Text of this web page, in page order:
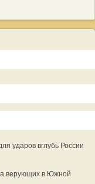
ударов вглубь России
верующих в Южной